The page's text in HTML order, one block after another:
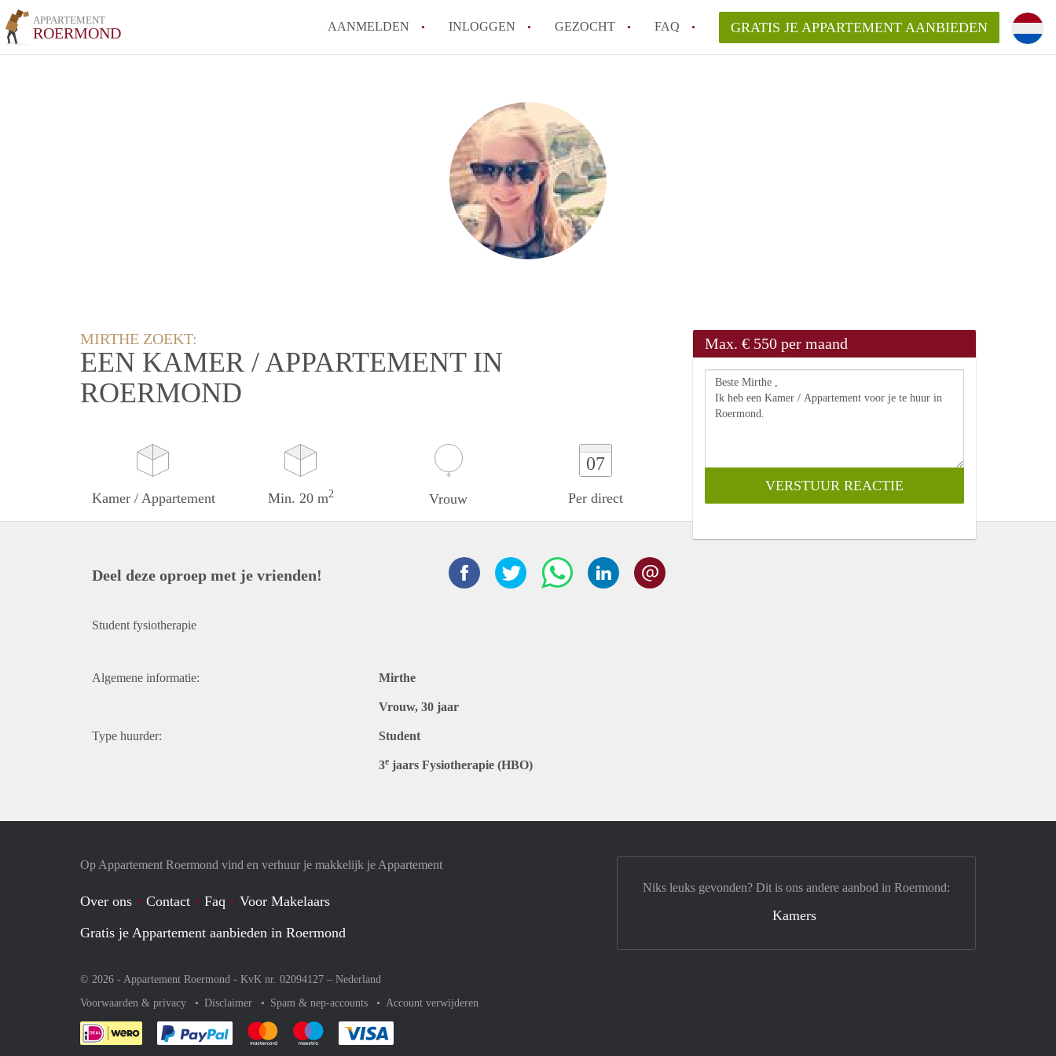
APPARTEMENT
ROERMOND AANMELDEN INLOGGEN GEZOCHT FAQ
How to translate AppartementRoermond!
Wat is AppartementRoermond?
Hoeveel kost het om te reageren op een Appartement in Roermond?
Wat is de privacyverklaring van AppartementRoermond?
Berekent AppartementRoermond
makelaarsvergoeding/bemiddelingsvergoeding?
Alle veelgestelde vragen
GRATIS JE APPARTEMENT AANBIEDEN
MIRTHE ZOEKT:
EEN KAMER / APPARTEMENT IN
ROERMOND
Kamer / Appartement Min. 20 m2 Vrouw
07
Per direct
Max. € 550 per maand
Deel deze oproep met je vrienden!
Student fysiotherapie
Algemene informatie: Mirthe
Vrouw, 30 jaar
Type huurder: Student
3e jaars Fysiotherapie (HBO)
Op Appartement Roermond vind en verhuur je makkelijk je Appartement
Over ons Contact Faq
Voor Makelaars
Gratis je Appartement aanbieden in Roermond
© 2026 - Appartement Roermond - KvK nr. 02094127 – Nederland
Voorwaarden & privacy
Disclaimer Spam & nep-accounts Account verwijderen
Je rekent gemakkelijk af met Paypal
Je rekent gemakkelijk af met Mastercard
Je rekent gemakkelijk af met Meastro
Niks leuks gevonden? Dit is ons andere aanbod in Roermond:
Kamers